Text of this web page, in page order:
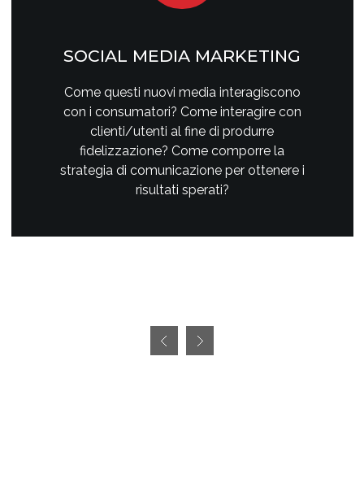
SOCIAL MEDIA MARKETING
Come questi nuovi media interagiscono
con i consumatori? Come interagire con
clienti/utenti al fine di produrre
fidelizzazione? Come comporre la
strategia di comunicazione per ottenere i
risultati sperati?